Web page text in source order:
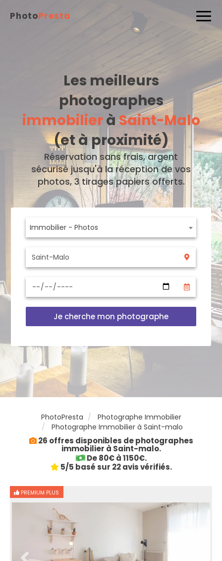
PhotoPresta
Les meilleurs
photographes
immobilieràSaint-Malo
(et à proximité)
Réservation sans frais, argent
sécurisé jusqu'à la réception de vos
photos, 3 tirages papiers offerts.
Immobilier - Photos
Je cherche mon photographe
PhotoPresta
Photographe Immobilier
Photographe Immobilier à Saint-malo
26 offres disponibles de photographes
immobilier à Saint-malo.
De 80€ à 1150€.
5/5 basé sur 22 avis vérifiés.
PREMIUM PLUS